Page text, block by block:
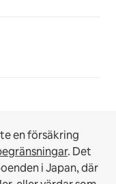
en försäkring
. Det
i Japan, där